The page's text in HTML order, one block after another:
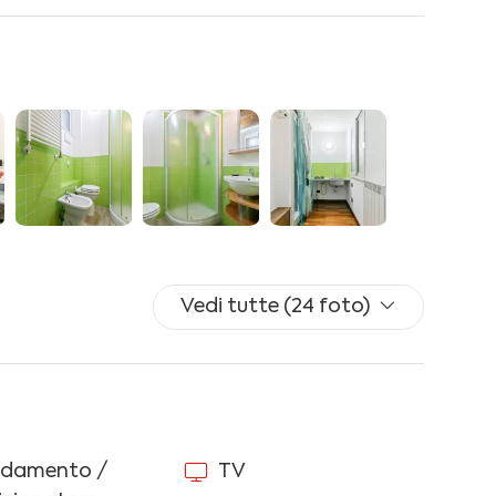
al balcone.
interno)
scrivania.
autonomo, lavatrice, ferro ed asse da
di tutti gli ospiti
Vedi tutte (24 foto)
/
TV